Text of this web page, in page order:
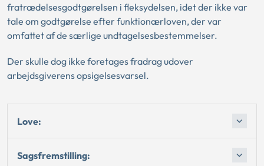
fratrædelsesgodtgørelsen i fleksydelsen, idet der ikke var
tale om godtgørelse efter funktionærloven, der var
omfattet af de særlige undtagelsesbestemmelser.
Der skulle dog ikke foretages fradrag udover
arbejdsgiverens opsigelsesvarsel.
Love:
Sagsfremstilling: